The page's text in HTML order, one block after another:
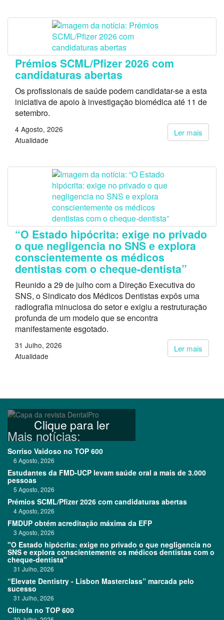
Prémios SCML/Pfizer 2026 com
candidaturas abertas
Os profissionais de saúde podem candidatar-se a esta
iniciativa de apoio à investigação biomédica até 11 de
setembro.
Ler mais
4 Agosto, 2026
Atualidade
“O Estado hipócrita: exige no privado
o que negligencia no SNS e explora
conscientemente os médicos
dentistas com o cheque-dentista”
Reunido a 29 de julho com a Direção Executiva do
SNS, o Sindicato dos Médicos Dentistas expôs uma
radiografia minuciosa do setor e exigiu a restruturação
profunda de um modelo que se encontra
manifestamente esgotado.
Ler mais
31 Julho, 2026
Atualidade
Clique para ler
Mais notícias:
Sorriso Vaidoso no TOP 600
6 Agosto, 2026
Estudantes da FMD-UCP levam saúde oral a mais de 3.000
pessoas
5 Agosto, 2026
Prémios SCML/Pfizer 2026 com candidaturas abertas
4 Agosto, 2026
FMDUP obtém acreditação máxima da EFP
3 Agosto, 2026
"O Estado hipócrita: exige no privado o que negligencia no
SNS e explora conscientemente os médicos dentistas com o
cheque-dentista"
31 Julho, 2026
“Elevate Dentistry - Lisbon Masterclass” marcada pelo
sucesso
31 Julho, 2026
Clitrofa no TOP 600